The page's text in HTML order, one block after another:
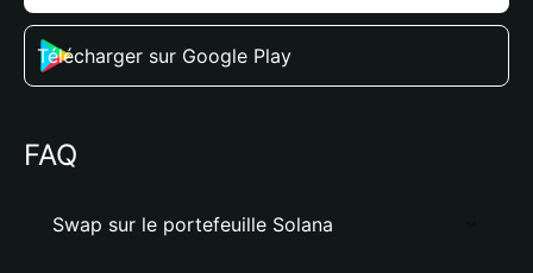
Télécharger sur Google Play
FAQ
Swap sur le portefeuille Solana